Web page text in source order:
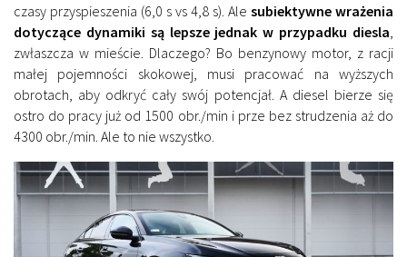
czasy przyspieszenia (6,0 s vs 4,8 s). Ale subiektywne wrażenia
dotyczące dynamiki są lepsze jednak w przypadku diesla
zwłaszcza w mieście. Dlaczego? Bo benzynowy motor, z racji
małej pojemności skokowej, musi pracować na wyższych
obrotach, aby odkryć cały swój potencjał. A diesel bierze się
ostro do pracy już od 1500 obr./min i prze bez strudzenia aż do
4300 obr./min. Ale to nie wszystko.